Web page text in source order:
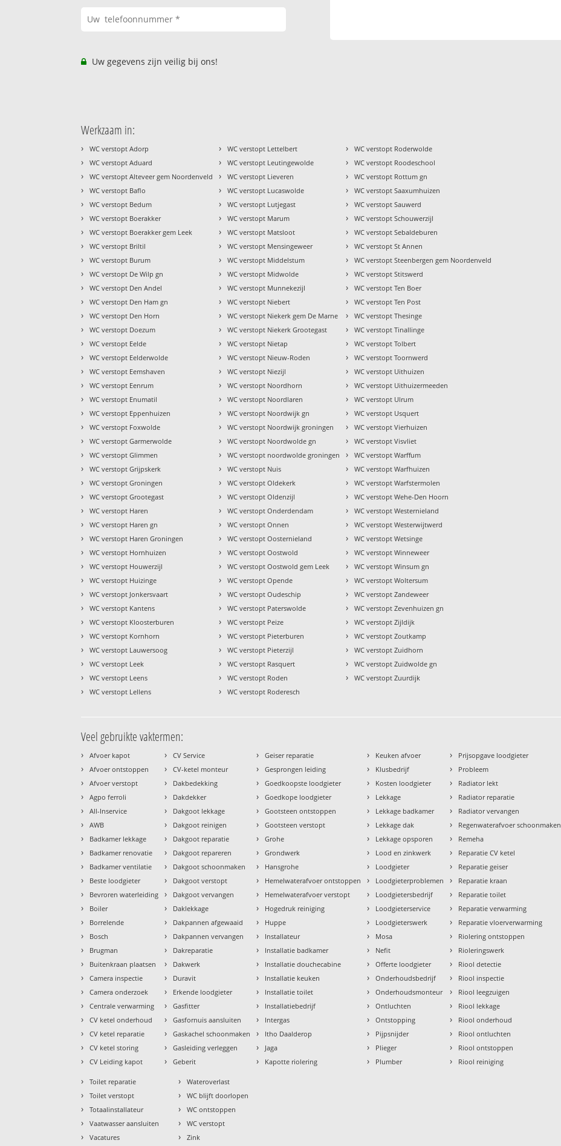
Uw gegevens zijn veilig bij ons!
Werkzaam in:
› WC verstopt Adorp
› WC verstopt Aduard
› WC verstopt Alteveer gem Noordenveld
› WC verstopt Baflo
› WC verstopt Bedum
› WC verstopt Boerakker
› WC verstopt Boerakker gem Leek
› WC verstopt Briltil
› WC verstopt Burum
› WC verstopt De Wilp gn
› WC verstopt Den Andel
› WC verstopt Den Ham gn
› WC verstopt Den Horn
› WC verstopt Doezum
› WC verstopt Eelde
› WC verstopt Eelderwolde
› WC verstopt Eemshaven
› WC verstopt Eenrum
› WC verstopt Enumatil
› WC verstopt Eppenhuizen
› WC verstopt Foxwolde
› WC verstopt Garmerwolde
› WC verstopt Glimmen
› WC verstopt Grijpskerk
› WC verstopt Groningen
› WC verstopt Grootegast
› WC verstopt Haren
› WC verstopt Haren gn
› WC verstopt Haren Groningen
› WC verstopt Hornhuizen
› WC verstopt Houwerzijl
› WC verstopt Huizinge
› WC verstopt Jonkersvaart
› WC verstopt Kantens
› WC verstopt Kloosterburen
› WC verstopt Kornhorn
› WC verstopt Lauwersoog
› WC verstopt Leek
› WC verstopt Leens
› WC verstopt Lellens
› WC verstopt Lettelbert
› WC verstopt Leutingewolde
› WC verstopt Lieveren
› WC verstopt Lucaswolde
› WC verstopt Lutjegast
› WC verstopt Marum
› WC verstopt Matsloot
› WC verstopt Mensingeweer
› WC verstopt Middelstum
› WC verstopt Midwolde
› WC verstopt Munnekezijl
› WC verstopt Niebert
› WC verstopt Niekerk gem De Marne
› WC verstopt Niekerk Grootegast
› WC verstopt Nietap
› WC verstopt Nieuw-Roden
› WC verstopt Niezijl
› WC verstopt Noordhorn
› WC verstopt Noordlaren
› WC verstopt Noordwijk gn
› WC verstopt Noordwijk groningen
› WC verstopt Noordwolde gn
› WC verstopt noordwolde groningen
› WC verstopt Nuis
› WC verstopt Oldekerk
› WC verstopt Oldenzijl
› WC verstopt Onderdendam
› WC verstopt Onnen
› WC verstopt Oosternieland
› WC verstopt Oostwold
› WC verstopt Oostwold gem Leek
› WC verstopt Opende
› WC verstopt Oudeschip
› WC verstopt Paterswolde
› WC verstopt Peize
› WC verstopt Pieterburen
› WC verstopt Pieterzijl
› WC verstopt Rasquert
› WC verstopt Roden
› WC verstopt Roderesch
› WC verstopt Roderwolde
› WC verstopt Roodeschool
› WC verstopt Rottum gn
› WC verstopt Saaxumhuizen
› WC verstopt Sauwerd
› WC verstopt Schouwerzijl
› WC verstopt Sebaldeburen
› WC verstopt St Annen
› WC verstopt Steenbergen gem Noordenveld
› WC verstopt Stitswerd
› WC verstopt Ten Boer
› WC verstopt Ten Post
› WC verstopt Thesinge
› WC verstopt Tinallinge
› WC verstopt Tolbert
› WC verstopt Toornwerd
› WC verstopt Uithuizen
› WC verstopt Uithuizermeeden
› WC verstopt Ulrum
› WC verstopt Usquert
› WC verstopt Vierhuizen
› WC verstopt Visvliet
› WC verstopt Warffum
› WC verstopt Warfhuizen
› WC verstopt Warfstermolen
› WC verstopt Wehe-Den Hoorn
› WC verstopt Westernieland
› WC verstopt Westerwijtwerd
› WC verstopt Wetsinge
› WC verstopt Winneweer
› WC verstopt Winsum gn
› WC verstopt Woltersum
› WC verstopt Zandeweer
› WC verstopt Zevenhuizen gn
› WC verstopt Zijldijk
› WC verstopt Zoutkamp
› WC verstopt Zuidhorn
› WC verstopt Zuidwolde gn
› WC verstopt Zuurdijk
Veel gebruikte vaktermen:
› Afvoer kapot
› Afvoer ontstoppen
› Afvoer verstopt
› Agpo ferroli
› All-Inservice
› AWB
› Badkamer lekkage
› Badkamer renovatie
› Badkamer ventilatie
› Beste loodgieter
› Bevroren waterleiding
› Boiler
› Borrelende
› Bosch
› Brugman
› Buitenkraan plaatsen
› Camera inspectie
› Camera onderzoek
› Centrale verwarming
› CV ketel onderhoud
› CV ketel reparatie
› CV ketel storing
› CV Leiding kapot
› CV Service
› CV-ketel monteur
› Dakbedekking
› Dakdekker
› Dakgoot lekkage
› Dakgoot reinigen
› Dakgoot reparatie
› Dakgoot repareren
› Dakgoot schoonmaken
› Dakgoot verstopt
› Dakgoot vervangen
› Daklekkage
› Dakpannen afgewaaid
› Dakpannen vervangen
› Dakreparatie
› Dakwerk
› Duravit
› Erkende loodgieter
› Gasfitter
› Gasfornuis aansluiten
› Gaskachel schoonmaken
› Gasleiding verleggen
› Geberit
› Geiser reparatie
› Gesprongen leiding
› Goedkoopste loodgieter
› Goedkope loodgieter
› Gootsteen ontstoppen
› Gootsteen verstopt
› Grohe
› Grondwerk
› Hansgrohe
› Hemelwaterafvoer ontstoppen
› Hemelwaterafvoer verstopt
› Hogedruk reiniging
› Huppe
› Installateur
› Installatie badkamer
› Installatie douchecabine
› Installatie keuken
› Installatie toilet
› Installatiebedrijf
› Intergas
› Itho Daalderop
› Jaga
› Kapotte riolering
› Keuken afvoer
› Klusbedrijf
› Kosten loodgieter
› Lekkage
› Lekkage badkamer
› Lekkage dak
› Lekkage opsporen
› Lood en zinkwerk
› Loodgieter
› Loodgieterproblemen
› Loodgietersbedrijf
› Loodgieterservice
› Loodgieterswerk
› Mosa
› Nefit
› Offerte loodgieter
› Onderhoudsbedrijf
› Onderhoudsmonteur
› Ontluchten
› Ontstopping
› Pijpsnijder
› Plieger
› Plumber
› Prijsopgave loodgieter
› Probleem
› Radiator lekt
› Radiator reparatie
› Radiator vervangen
› Regenwaterafvoer schoonmaken
› Remeha
› Reparatie CV ketel
› Reparatie geiser
› Reparatie kraan
› Reparatie toilet
› Reparatie verwarming
› Reparatie vloerverwarming
› Riolering ontstoppen
› Rioleringswerk
› Riool detectie
› Riool inspectie
› Riool leegzuigen
› Riool lekkage
› Riool onderhoud
› Riool ontluchten
› Riool ontstoppen
› Riool reiniging
› Toilet reparatie
› Toilet verstopt
› Totaalinstallateur
› Vaatwasser aansluiten
› Vacatures
› Wateroverlast
› WC blijft doorlopen
› WC ontstoppen
› WC verstopt
› Zink